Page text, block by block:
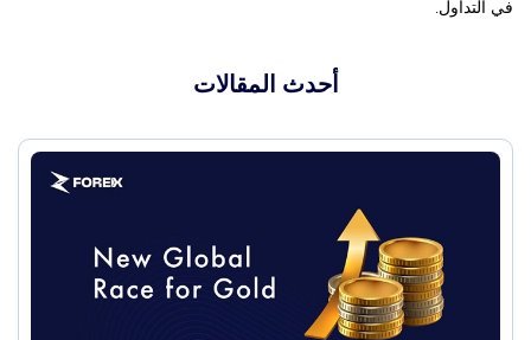
في التداول.
أحدث المقالات